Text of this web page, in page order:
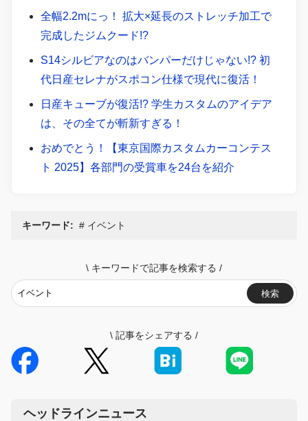
全幅2.2mにっ！ 拡大×延長のストレッチ加工で
完成したジムクード!?
S14シルビアなのはバンパーだけじゃない!? 初
代日産セレナがスポコン仕様で現代に復活！
日産キューブが復活!? 学生カスタムのアイデア
は、その全てが斬新すぎる！
おめでとう！【東京国際カスタムカーコンテス
ト 2025】各部門の受賞車を24台を紹介
キーワード: イベント
\ キーワードで記事を検索する /
検索
\ 記事をシェアする /
ヘッドラインニュース